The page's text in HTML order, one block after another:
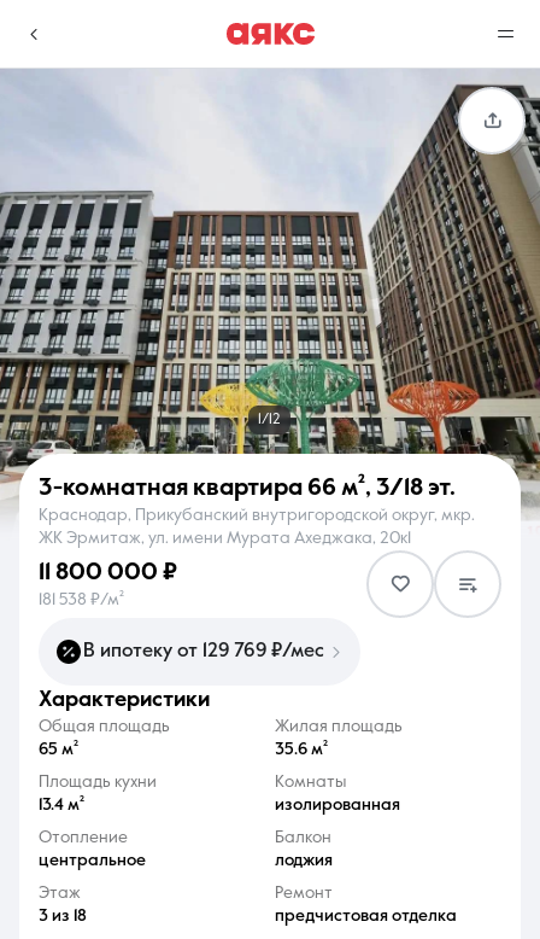
г. Краснодар
Избранное
0 объявлений
Сравнение
0 объявлений
Недвижимость Услуги
О компании Контакты
8 (861) 297-00-00
Ежедневно с 08:30 до 20:00
1/12
3-комнатная квартира 66 м², 3/18 эт.
Краснодар, Прикубанский внутригородской округ, мкр.
ЖК Эрмитаж, ул. имени Мурата Ахеджака, 20к1
11 800 000 ₽
181 538 ₽/м²
В ипотеку от 129 769 ₽/мес
характеристики
Общая площадь
65 м²
Жилая площадь
35.6 м²
Площадь кухни
13.4 м²
Комнаты
изолированная
Отопление
центральное
Балкон
лоджия
Этаж
3 из 18
Ремонт
предчистовая отделка